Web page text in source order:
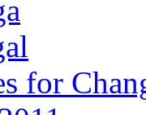
for